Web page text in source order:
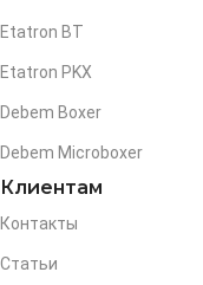
Etatron BT
Etatron PKX
Debem Boxer
Debem Microboxer
Клиентам
Контакты
Статьи